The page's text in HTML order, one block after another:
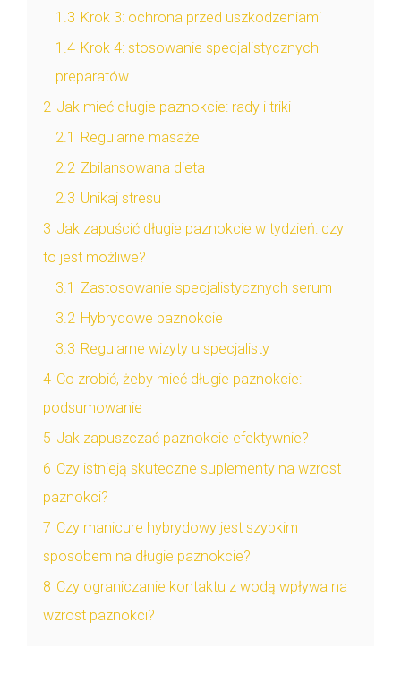
1.3 Krok 3: ochrona przed uszkodzeniami
1.4 Krok 4: stosowanie specjalistycznych
preparatów
2 Jak mieć długie paznokcie: rady i triki
2.1
Regularne masaże
2.2 Zbilansowana dieta
2.3 Unikaj stresu
3 Jak zapuścić długie paznokcie w tydzień: czy
to jest możliwe?
3.1 Zastosowanie specjalistycznych serum
3.2 Hybrydowe paznokcie
3.3 Regularne wizyty u specjalisty
4 Co zrobić, żeby mieć długie paznokcie:
podsumowanie
5 Jak zapuszczać paznokcie efektywnie?
6 Czy istnieją skuteczne suplementy na wzrost
paznokci?
7 Czy manicure hybrydowy jest szybkim
sposobem na długie paznokcie?
8 Czy ograniczanie kontaktu z wodą wpływa na
wzrost paznokci?